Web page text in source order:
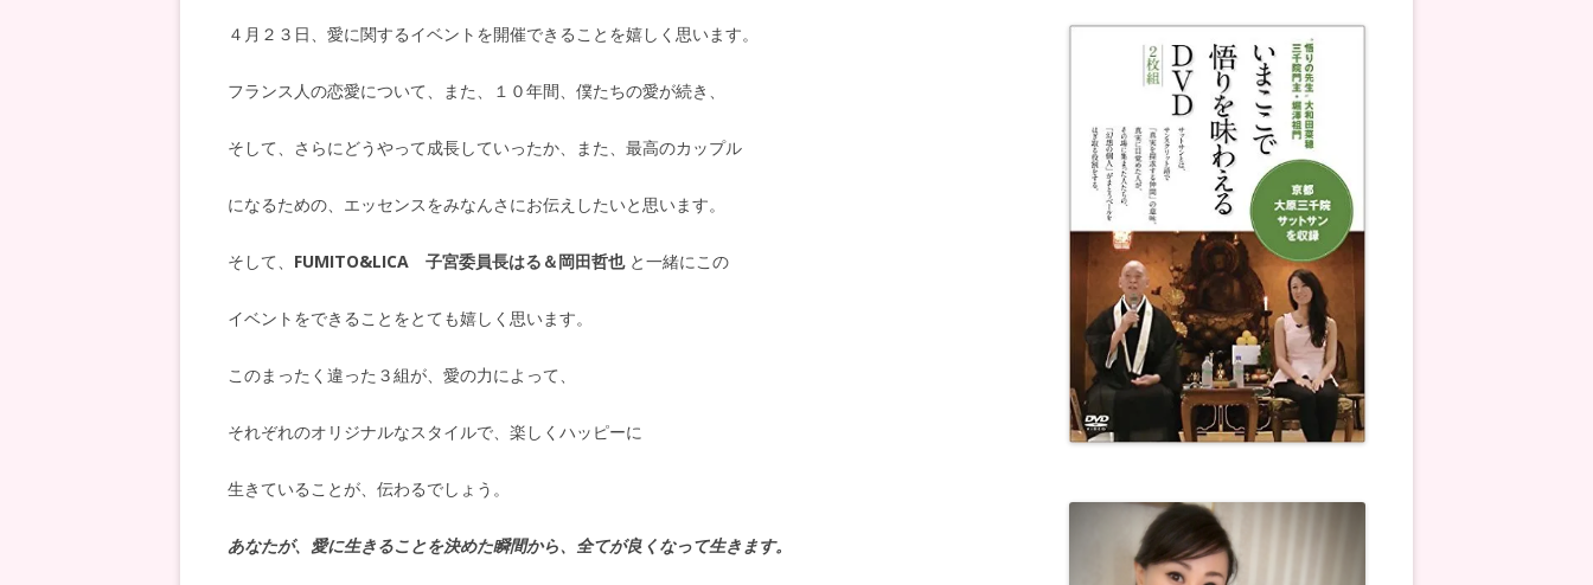
４月２３日、愛に関するイベントを開催できることを嬉しく思います。
フランス人の恋愛について、また、１０年間、僕たちの愛が続き、
そして、さらにどうやって成長していったか、また、最高のカップル
になるための、エッセンスをみなんさにお伝えしたいと思います。
そして、 FUMITO&LICA 子宮委員長はる＆岡田哲也 と一緒にこの
イベントをできることをとても嬉しく思います。
このまったく違った３組が、愛の力によって、
それぞれのオリジナルなスタイルで、楽しくハッピーに
生きていることが、伝わるでしょう。
あなたが、愛に生きることを決めた瞬間から、全てが良くなって生きます。